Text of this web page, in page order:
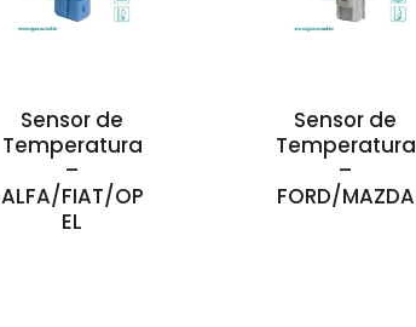
Sensor de
Temperatura
–
ALFA/FIAT/OP
EL
Sensor de
Temperatura
–
FORD/MAZDA